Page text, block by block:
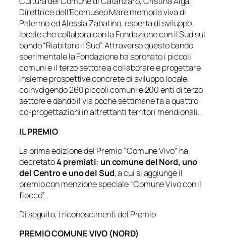
Direttrice dell’Ecomuseo Mare memoria viva di
Palermo ed Alessia Zabatino, esperta di sviluppo
locale che collabora con la Fondazione con il Sud sul
bando “Riabitare il Sud”. Attraverso questo bando
sperimentale la Fondazione ha spronato i piccoli
comuni e il terzo settore a collaborare e progettare
insieme prospettive concrete di sviluppo locale,
coinvolgendo 260 piccoli comuni e 200 enti di terzo
settore e dando il via poche settimane fa a quattro
co-progettazioni in altrettanti territori meridionali.
IL PREMIO
La prima edizione del Premio “Comune Vivo” ha
decretato4 premiati: un comune del Nord, uno
del Centro e uno del Sud, a cui si aggiunge il
premio con menzione speciale “Comune Vivo con il
fiocco” .
Di seguito, i riconoscimenti del Premio.
PREMIO COMUNE VIVO (NORD)